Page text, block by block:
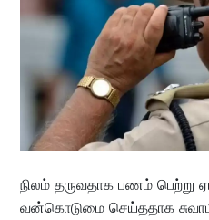
நிலம் தருவதாக பணம் பெற்று
வன்கொடுமை செய்ததாக